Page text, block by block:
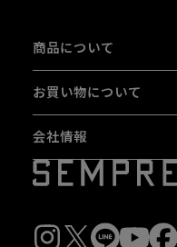
商品について
お買い物について
会社情報